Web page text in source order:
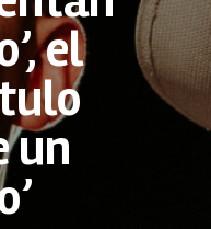
el
un